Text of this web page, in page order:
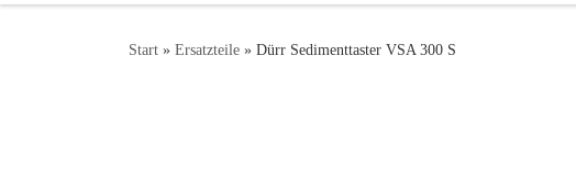
Start » Ersatzteile » Dürr Sedimenttaster VSA 300 S